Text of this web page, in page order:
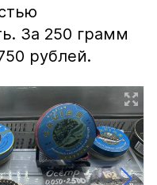
За 250 грамм
рублей.